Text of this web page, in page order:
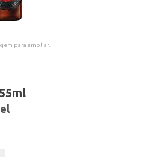
para ampliar.